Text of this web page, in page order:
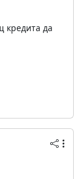
кредита да